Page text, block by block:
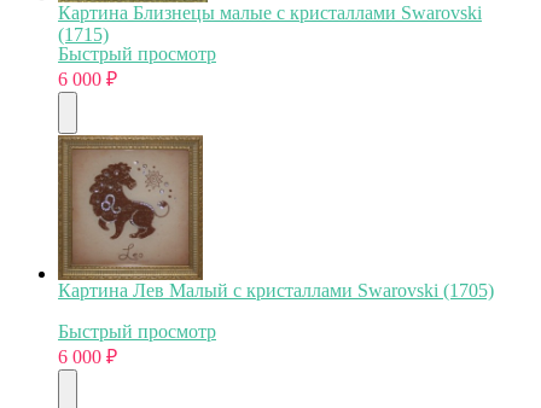
Картина Близнецы малые с кристаллами Swarovski
(1715)
Быстрый просмотр
6 000 ₽
Картина Лев Малый с кристаллами Swarovski (1705)
Быстрый просмотр
6 000 ₽